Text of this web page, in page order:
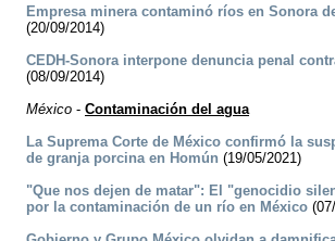
Empresa minera contaminó ríos en Sonora
(20/09/2014)
CEDH-Sonora interpone denuncia penal
(08/09/2014)
México - Contaminación del agua
La Suprema Corte de México confirmó la
de granja porcina en Homún (19/05/2021)
"Que nos dejen de matar": El "genocidio
por la contaminación de un río en México